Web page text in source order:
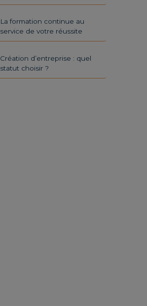
La formation continue au
service de votre réussite
Création d’entreprise : quel
statut choisir ?